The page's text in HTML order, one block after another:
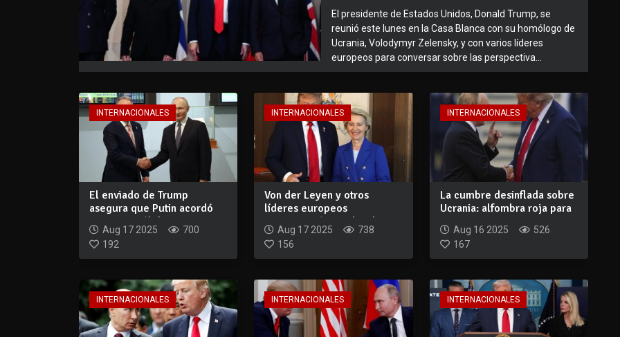
El presidente de Estados Unidos, Donald Trump, se
reunió este lunes en la Casa Blanca con su homólogo de
Ucrania, Volodymyr Zelensky, y con varios líderes
europeos para conversar sobre las perspectiva...
INTERNACIONALES
El enviado de Trump
asegura que Putin acordó
permitir «sólid...
Aug 17 2025
700
192
INTERNACIONALES
Von der Leyen y otros
líderes europeos
acompañarán a Zelensk...
Aug 17 2025
738
156
INTERNACIONALES
La cumbre desinflada sobre
Ucrania: alfombra roja para
Aug 16 2025
526
167
INTERNACIONALES INTERNACIONALES INTERNACIONALES